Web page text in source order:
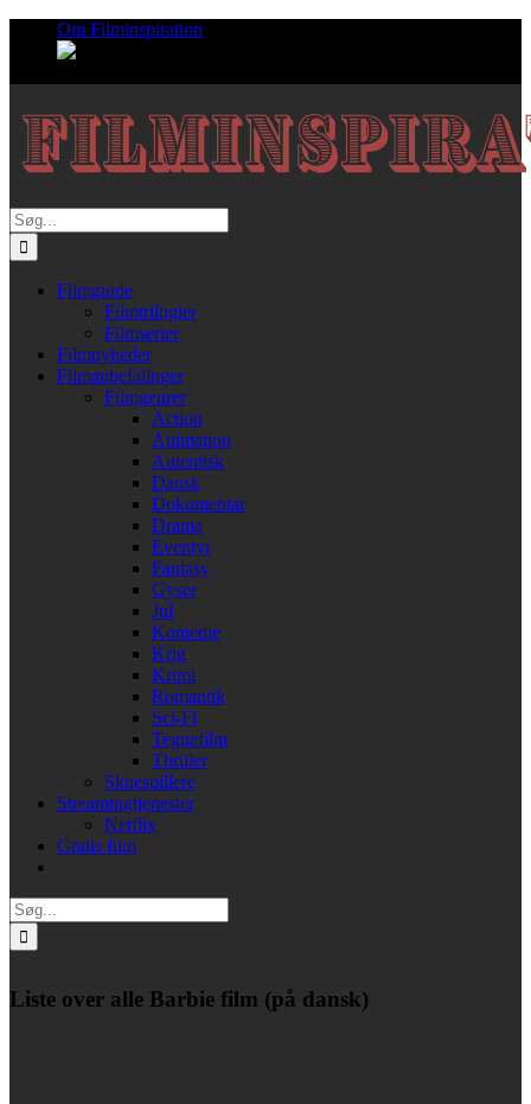
Om Filminspiration
Søg
efter:
Filmguide
Filmtrilogier
Filmserier
Filmnyheder
Filmanbefalinger
Filmgenrer
Action
Animation
Autentisk
Dansk
Dokumentar
Drama
Eventyr
Fantasy
Gyser
Jul
Komedie
Krig
Krimi
Romantik
Sci-Fi
Tegnefilm
Thriller
Skuespillere
Streamingtjenester
Netflix
Gratis film
Søg
efter:
Liste over alle Barbie film (på dansk)